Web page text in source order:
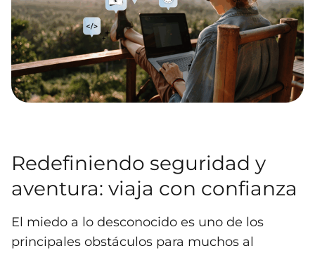
Redefiniendo seguridad y
aventura: viaja con confianza
El miedo a lo desconocido es uno de los
principales obstáculos para muchos al